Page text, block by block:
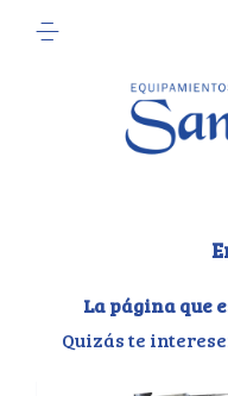
La página que
Quizás te